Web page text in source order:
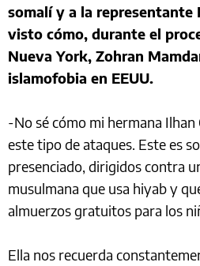
somalí y a la representante
visto cómo, durante el
Nueva York, Zohran
islamofobia en EEUU.
-No sé cómo mi hermana
este tipo de ataques. Este es
presenciado, dirigidos contra
musulmana que usa hiyab y
almuerzos gratuitos para los
Ella nos recuerda